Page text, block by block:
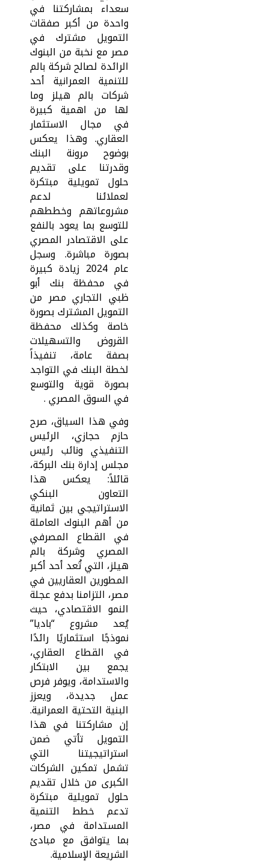
سعداء بمشاركتنا في
واحدة من أكبر صفقات
التمويل مشترك في
مصر مع نخبة من البنوك
الرائدة لصالح شركة بالم
للتنمية العمرانية أحد
شركات بالم هيلز وما
لها من اهمية كبيرة
في مجال الاستثمار
العقاري. وهذا يعكس
بوضوح مرونة البنك
وقدرتنا على تقديم
حلول تمويلية مبتكرة
لعملائنا لدعم
مشروعاتهم وخططهم
للتوسع بما يعود بالنفع
على الاقتصادر المصري
بصورة مباشرة. وسجل
عام 2024 زيادة كبيرة
في محفظة بنك أبو
ظبي التجاري مصر من
التمويل المشترك بصورة
خاصة وكذلك محفظة
القروض والتسهيلات
بصفة عامة، تنفيذاً
لخطة البنك في التواجد
بصورة قوية والتوسع
في السوق المصري .
وفي هذا السياق، صرح
حازم حجازي، الرئيس
التنفيذي ونائب رئيس
مجلس إدارة بنك البركة،
قائلاً: يعكس هذا
التعاون البنكي
الاستراتيجي بين ثمانية
من أهم البنوك العاملة
في القطاع المصرفي
المصري وشركة بالم
هيلز، التي تُعد أحد أكبر
المطورين العقاريين في
مصر، التزامنا بدفع عجلة
النمو الاقتصادي، حيث
يُعد مشروع “باديا”
نموذجًا استثماريًا رائدًا
في القطاع العقاري،
يجمع بين الابتكار
والاستدامة، ويوفر فرص
عمل جديدة، ويعزز
البنية التحتية العمرانية.
إن مشاركتنا في هذا
التمويل تأتي ضمن
استراتيجيتنا التي
تشمل تمكين الشركات
الكبرى من خلال تقديم
حلول تمويلية مبتكرة
تدعم خطط التنمية
المستدامة في مصر،
بما يتوافق مع مبادئ
الشريعة الإسلامية.